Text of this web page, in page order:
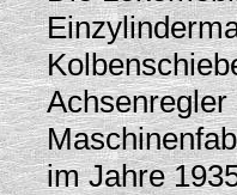
im Jahre